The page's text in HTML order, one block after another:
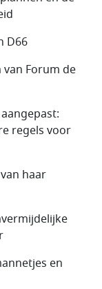
D66
Forum de
regels voor
haar
en